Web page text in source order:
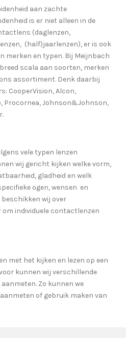
aan zachte
is er niet alleen in de
(daglenzen,
(half)jaarlenzen), er is ook
merken en typen. Bij Meijnbach
scala aan soorten, merken
assortiment. Denk daarbij
CooperVision, Alcon,
Procornea, Johnson&Johnson,
vele typen lenzen
wij gericht kijken welke vorm,
gladheid en welk
ogen, wensen en
wij over
individuele contactlenzen
met het kijken en lezen op een
kunnen wij verschillende
Zo kunnen we
of gebruik maken van